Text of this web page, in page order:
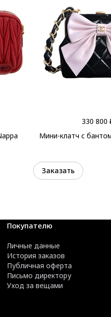
330 800
Мини-клатч с
Заказать
Покупателю
Личные данные
История заказов
Публичная оферта
Письмо директору
Уход за вещами